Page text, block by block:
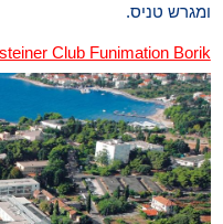
ומגרש טניס.
Club Funimation Borik